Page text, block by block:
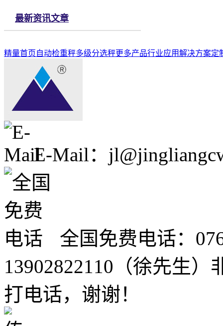
最新资讯文章
精量首页自动检重秤多级分选秤更多产品行业应用解决方案定
E-Mail：
全国免费电话：
13902822110（徐先生
打电话，谢谢！